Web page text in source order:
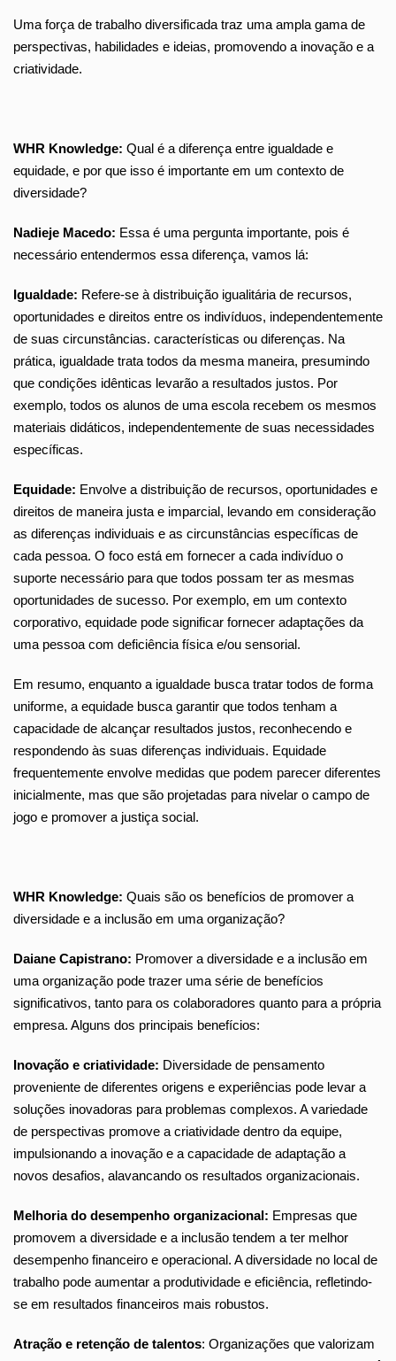
Uma força de trabalho diversificada traz uma ampla gama de
perspectivas, habilidades e ideias, promovendo a inovação e a
criatividade.
WHR Knowledge: Qual é a diferença entre igualdade e
equidade, e por que isso é importante em um contexto de
diversidade?
Nadieje Macedo: Essa é uma pergunta importante, pois é
necessário entendermos essa diferença, vamos lá:
Igualdade: Refere-se à distribuição igualitária de recursos,
oportunidades e direitos entre os indivíduos, independentemente
de suas circunstâncias. características ou diferenças. Na
prática, igualdade trata todos da mesma maneira, presumindo
que condições idênticas levarão a resultados justos. Por
exemplo, todos os alunos de uma escola recebem os mesmos
materiais didáticos, independentemente de suas necessidades
específicas.
Equidade: Envolve a distribuição de recursos, oportunidades e
direitos de maneira justa e imparcial, levando em consideração
as diferenças individuais e as circunstâncias específicas de
cada pessoa. O foco está em fornecer a cada indivíduo o
suporte necessário para que todos possam ter as mesmas
oportunidades de sucesso. Por exemplo, em um contexto
corporativo, equidade pode significar fornecer adaptações da
uma pessoa com deficiência física e/ou sensorial.
Em resumo, enquanto a igualdade busca tratar todos de forma
uniforme, a equidade busca garantir que todos tenham a
capacidade de alcançar resultados justos, reconhecendo e
respondendo às suas diferenças individuais. Equidade
frequentemente envolve medidas que podem parecer diferentes
inicialmente, mas que são projetadas para nivelar o campo de
jogo e promover a justiça social.
WHR Knowledge: Quais são os benefícios de promover a
diversidade e a inclusão em uma organização?
Daiane Capistrano: Promover a diversidade e a inclusão em
uma organização pode trazer uma série de benefícios
significativos, tanto para os colaboradores quanto para a própria
empresa. Alguns dos principais benefícios:
Inovação e criatividade: Diversidade de pensamento
proveniente de diferentes origens e experiências pode levar a
soluções inovadoras para problemas complexos. A variedade
de perspectivas promove a criatividade dentro da equipe,
impulsionando a inovação e a capacidade de adaptação a
novos desafios, alavancando os resultados organizacionais.
Melhoria do desempenho organizacional: Empresas que
promovem a diversidade e a inclusão tendem a ter melhor
desempenho financeiro e operacional. A diversidade no local de
trabalho pode aumentar a produtividade e eficiência, refletindo-
se em resultados financeiros mais robustos.
Atração e retenção de talentos: Organizações que valorizam